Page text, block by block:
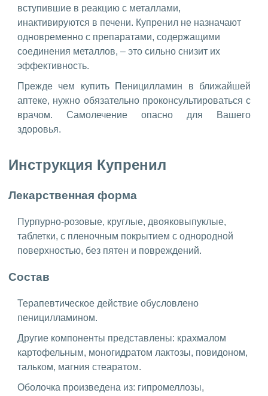
вступившие в реакцию с металлами,
инактивируются в печени. Купренил не назначают
одновременно с препаратами, содержащими
соединения металлов, – это сильно снизит их
эффективность.
Прежде чем купить Пеницилламин в ближайшей
аптеке, нужно обязательно проконсультироваться с
врачом. Самолечение опасно для Вашего
здоровья.
Инструкция Купренил
Лекарственная форма
Пурпурно-розовые, круглые, двояковыпуклые,
таблетки, с пленочным покрытием с однородной
поверхностью, без пятен и повреждений.
Состав
Терапевтическое действие обусловлено
пеницилламином.
Другие компоненты представлены: крахмалом
картофельным, моногидратом лактозы, повидоном,
тальком, магния стеаратом.
Оболочка произведена из: гипромеллозы,